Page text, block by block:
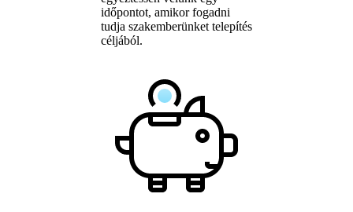
időpontot, amikor fogadni
tudja szakemberünket telepítés
céljából.